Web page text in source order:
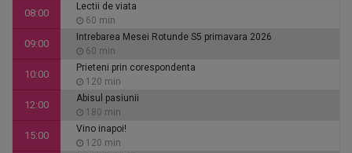
08:00
Lectii de viata
60 min
09:00
Intrebarea Mesei Rotunde S5 primavara 2026
60 min
10:00
Prieteni prin corespondenta
120 min
12:00
Abisul pasiunii
180 min
15:00
Vino inapoi!
120 min